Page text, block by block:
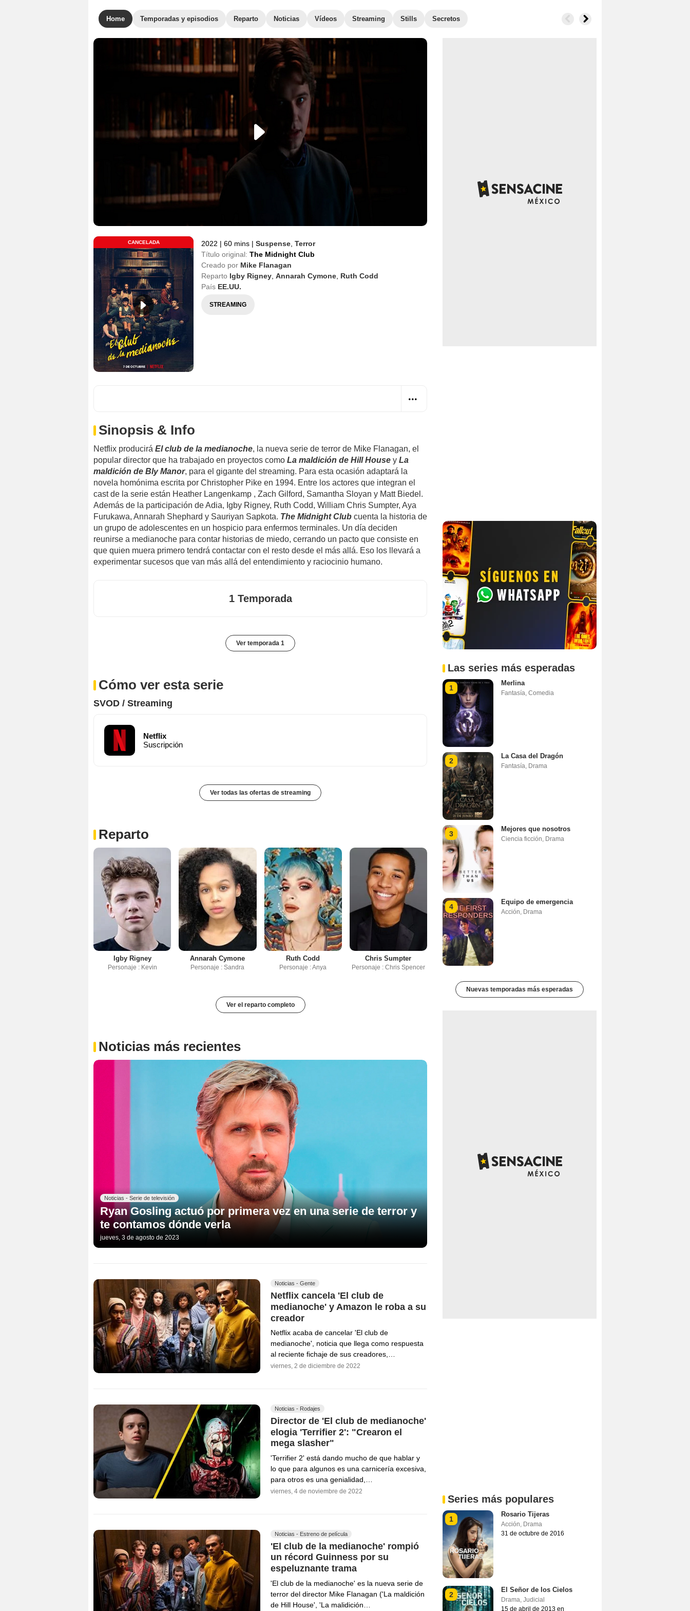
Home Temporadas y episodios Reparto Noticias Vídeos Streaming Stills Secretos
CANCELADA 2022 | 60 mins | Suspense Terror
Título original: The Midnight Club
Creado por Mike Flanagan
Reparto Igby Rigney Annarah Cymone Ruth Codd
País EE.UU.
STREAMING
Sinopsis & Info
Netflix producirá El club de la medianoche, la nueva serie de terror de Mike Flanagan, el
popular director que ha trabajado en proyectos como La maldición de Hill House y La
maldición de Bly Manor, para el gigante del streaming. Para esta ocasión adaptará la
novela homónima escrita por Christopher Pike en 1994. Entre los actores que integran el
cast de la serie están Heather Langenkamp , Zach Gilford, Samantha Sloyan y Matt Biedel.
Además de la participación de Adia, Igby Rigney, Ruth Codd, William Chris Sumpter, Aya
Furukawa, Annarah Shephard y Sauriyan Sapkota. The Midnight Club cuenta la historia de
un grupo de adolescentes en un hospicio para enfermos terminales. Un día deciden
reunirse a medianoche para contar historias de miedo, cerrando un pacto que consiste en
que quien muera primero tendrá contactar con el resto desde el más allá. Eso los llevará a
experimentar sucesos que van más allá del entendimiento y raciocinio humano.
1 Temporada
Ver temporada 1
Cómo ver esta serie
SVOD / Streaming
Netflix
Suscripción
Ver todas las ofertas de streaming
Reparto
Igby Rigney
Personaje : Kevin
Annarah Cymone
Personaje : Sandra
Ruth Codd
Personaje : Anya
Chris Sumpter
Personaje : Chris Spencer
Ver el reparto completo
Noticias más recientes
Noticias - Serie de televisión
Ryan Gosling actuó por primera vez en una serie de terror y
te contamos dónde verla
jueves, 3 de agosto de 2023
Noticias - Gente
Netflix cancela 'El club de
medianoche' y Amazon le roba a su
creador
Netflix acaba de cancelar 'El club de
medianoche', noticia que llega como respuesta
al reciente fichaje de sus creadores,…
viernes, 2 de diciembre de 2022
Noticias - Rodajes
Director de 'El club de medianoche'
elogia 'Terrifier 2': "Crearon el
mega slasher"
'Terrifier 2' está dando mucho de que hablar y
lo que para algunos es una carnicería excesiva,
para otros es una genialidad,…
viernes, 4 de noviembre de 2022
Noticias - Estreno de película
'El club de la medianoche' rompió
un récord Guinness por su
espeluznante trama
'El club de la medianoche' es la nueva serie de
terror del director Mike Flanagan ('La maldición
de Hill House', 'La malidición…
Las series más esperadas
1
Merlina
Fantasía, Comedia
2
La Casa del Dragón
Fantasía, Drama
3
Mejores que nosotros
Ciencia ficción, Drama
4
Equipo de emergencia
Acción, Drama
Nuevas temporadas más esperadas
Series más populares
1
Rosario Tijeras
Acción, Drama
31 de octubre de 2016
2
El Señor de los Cielos
Drama, Judicial
15 de abril de 2013 en